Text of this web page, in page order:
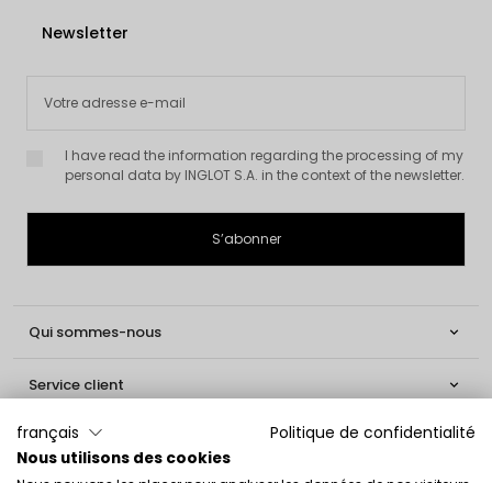
Newsletter
I have read the information regarding the processing of my
personal data by INGLOT S.A. in the context of the newsletter.
Qui sommes-nous 
Service client 
Informations 
français
Politique de confidentialité
Nous utilisons des cookies